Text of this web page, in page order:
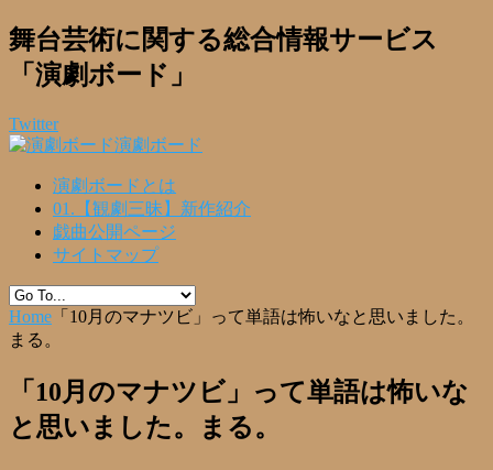
舞台芸術に関する総合情報サービス
「演劇ボード」
Twitter
演劇ボード
演劇ボードとは
01.【観劇三昧】新作紹介
戯曲公開ページ
サイトマップ
Home 「10月のマナツビ」って単語は怖いなと思いました。
まる。
「10月のマナツビ」って単語は怖いな
と思いました。まる。